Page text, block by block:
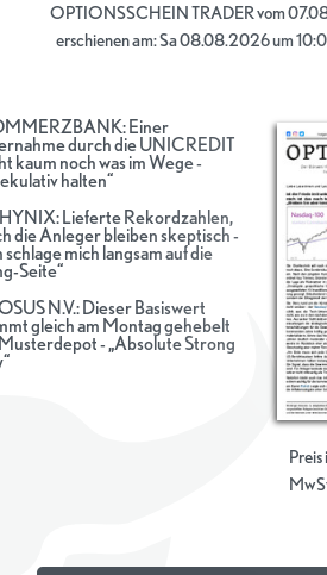
OPTIONSSCHEIN TRADER vom
erschienen am: Sa 08.08.2026 um
Einer
durch die UNICREDIT
kaum noch was im Wege -
halten“
Lieferte Rekordzahlen,
die Anleger bleiben skeptisch -
schlage mich langsam auf die
Seite“
N.V.: Dieser Basiswert
gleich am Montag gehebelt
- „Absolute Strong
Preis